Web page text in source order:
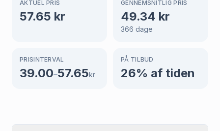
AKTUEL PRIS
57.65 kr
GENNEMSNITLIG PRIS
49.34 kr
366 dage
PRISINTERVAL
39.00–57.65kr
PÅ TILBUD
26% af tiden